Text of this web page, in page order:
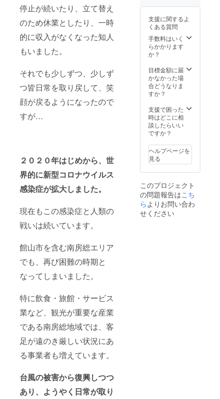
停止が続いたり、立て替え
のため休業としたり、一時
的に収入がなくなった知人
もいました。
それでも少しずつ、少しず
つ皆日常を取り戻して、笑
顔が戻るようになったので
すが…
２０２０年はじめから、世
界的に新型コロナウイルス
感染症が拡大しました。
現在もこの感染症と人類の
戦いは続いています。
館山市を含む南房総エリア
でも、再び困難の時期と
なってしまいました。
特に飲食・旅館・サービス
業など、観光が重要な産業
である南房総地域では、客
足が遠のき厳しい状況にあ
る事業者も増えています。
台風の被害から復興しつつ
あり、ようやく日常が取り
ルシ
ロップ
をかけ
るとま
るでな
めらか
な味わ
いのお
豆腐に
段お豆
腐を食
べない
と言う
お子さ
んも、
この瓶
詰め豆
とパク
パク食
べ
ちゃっ
手作業
ます。
豊かな
味と薫
りの一
番だし
汁、お
吸い
物、茶
わん蒸
越しそ
ば、う
どん、
ラーメ
雑煮な
どのつ
ゆに最
適で
味の濃
い二番
だしは
炊き込
みごは
支援に関するよ
くある質問
手数料はいく
らかかります
か？
目標金額に届
かなかった場
合どうなりま
すか？
支援で困った
時はどこに相
談したらいい
ですか？
ヘルプページを
見る
このプロジェクト
の問題報告はこち
らよりお問い合わ
せください